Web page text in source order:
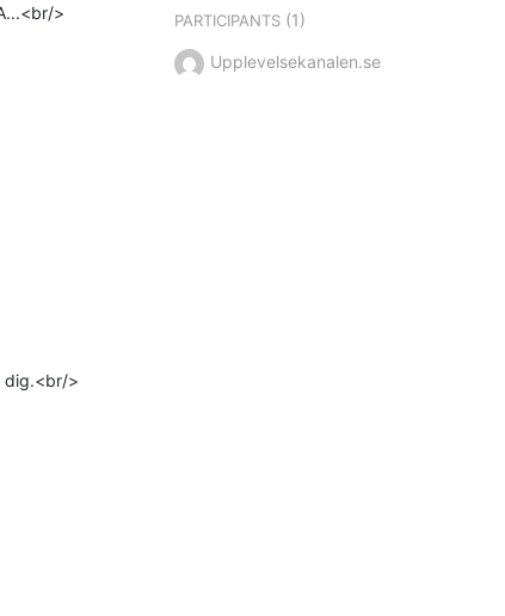
>
dig.<br/>
PARTICIPANTS(1)
Upplevelsekanalen.se